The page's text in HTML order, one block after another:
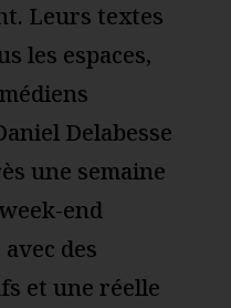
Leurs textes
les espaces,
Delabesse
une semaine
end
des
et une réelle